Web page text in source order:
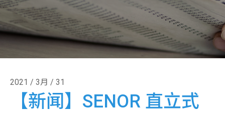
2021 / 3月 / 31
【新闻】SENOR 直立式